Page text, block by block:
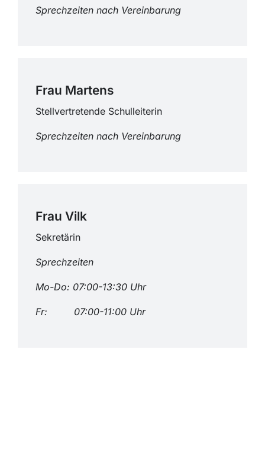
Sprechzeiten nach Vereinbarung
Frau Martens
Stellvertretende Schulleiterin
Sprechzeiten nach Vereinbarung
Frau Vilk
Sekretärin
Sprechzeiten
Mo-Do: 07:00-13:30 Uhr
Fr: 07:00-11:00 Uhr